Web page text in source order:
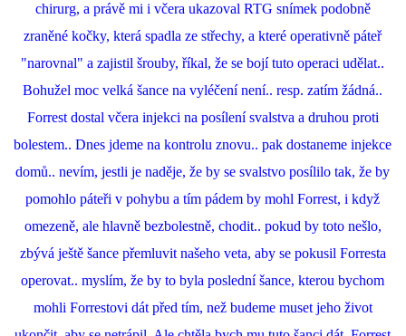
chirurg, a právě mi i včera ukazoval RTG snímek podobně
zraněné kočky, která spadla ze střechy, a které operativně páteř
"narovnal" a zajistil šrouby, říkal, že se bojí tuto operaci udělat..
Bohužel moc velká šance na vyléčení není.. resp. zatím žádná..
Forrest dostal včera injekci na posílení svalstva a druhou proti
bolestem.. Dnes jdeme na kontrolu znovu.. pak dostaneme injekce
domů.. nevím, jestli je naděje, že by se svalstvo posílilo tak, že by
pomohlo páteři v pohybu a tím pádem by mohl Forrest, i když
omezeně, ale hlavně bezbolestně, chodit.. pokud by toto nešlo,
zbývá ještě šance přemluvit našeho veta, aby se pokusil Forresta
operovat.. myslím, že by to byla poslední šance, kterou bychom
mohli Forrestovi dát před tím, než budeme muset jeho život